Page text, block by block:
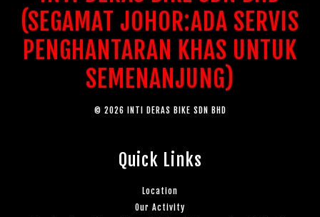
(SEGAMAT JOHOR:ADA SERVIS
PENGHANTARAN KHAS UNTUK
SEMENANJUNG)
© 2026 INTI DERAS BIKE SDN BHD
Quick Links
Location
Our Activity